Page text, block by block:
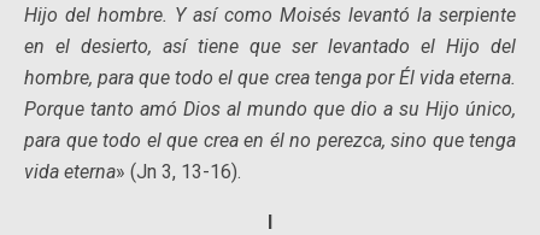
Hijo del hombre. Y así como Moisés levantó la serpiente
en el desierto, así tiene que ser levantado el Hijo del
hombre, para que todo el que crea tenga por Él vida eterna.
Porque tanto amó Dios al mundo que dio a su Hijo único,
para que todo el que crea en él no perezca, sino que tenga
vida eterna» (Jn 3, 13-16).
I